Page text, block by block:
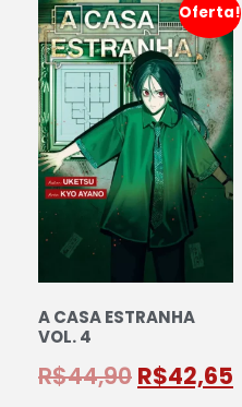
Oferta!
A CASA ESTRANHA
VOL. 4
R$44,90 R$42,65